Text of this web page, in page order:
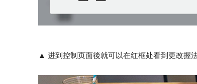
▲ 进到控制页面後就可以在红框处看到更改握